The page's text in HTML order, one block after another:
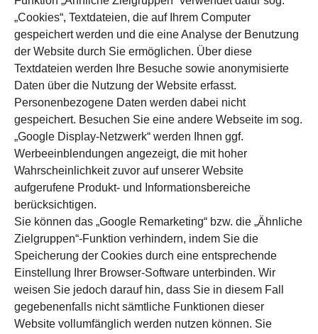
„Cookies“, Textdateien, die auf Ihrem Computer
gespeichert werden und die eine Analyse der Benutzung
der Website durch Sie ermöglichen. Über diese
Textdateien werden Ihre Besuche sowie anonymisierte
Daten über die Nutzung der Website erfasst.
Personenbezogene Daten werden dabei nicht
gespeichert. Besuchen Sie eine andere Webseite im sog.
„Google Display-Netzwerk“ werden Ihnen ggf.
Werbeeinblendungen angezeigt, die mit hoher
Wahrscheinlichkeit zuvor auf unserer Website
aufgerufene Produkt- und Informationsbereiche
berücksichtigen.
Sie können das „Google Remarketing“ bzw. die „Ähnliche
Zielgruppen“-Funktion verhindern, indem Sie die
Speicherung der Cookies durch eine entsprechende
Einstellung Ihrer Browser-Software unterbinden. Wir
weisen Sie jedoch darauf hin, dass Sie in diesem Fall
gegebenenfalls nicht sämtliche Funktionen dieser
Website vollumfänglich werden nutzen können. Sie